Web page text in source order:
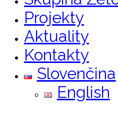
Projekty
Aktuality
Kontakty
Slovenčina
English